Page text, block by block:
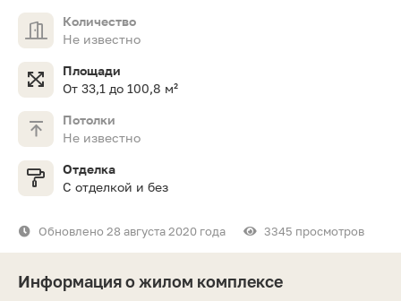
Количество
Не известно
Площади
От 33,1 до 100,8 м²
Потолки
Не известно
Отделка
С отделкой и без
Обновлено 28 августа 2020 года 3345 просмотров
Информация о жилом комплексе